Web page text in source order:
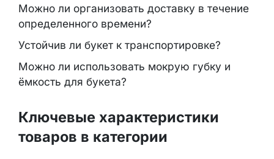
Можно ли организовать доставку в течение
определенного времени?
Устойчив ли букет к транспортировке?
Можно ли использовать мокрую губку и
ёмкость для букета?
Ключевые характеристики
товаров в категории